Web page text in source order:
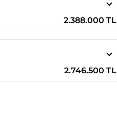
2.388.000 TL
2.746.500 TL